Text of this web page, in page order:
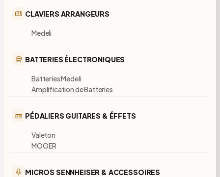
CLAVIERS ARRANGEURS
Medeli
BATTERIES ÉLECTRONIQUES
Batteries Medeli
Amplification de Batteries
PÉDALIERS GUITARES & ÉFFETS
Valeton
MOOER
MICROS SENNHEISER & ACCESSOIRES